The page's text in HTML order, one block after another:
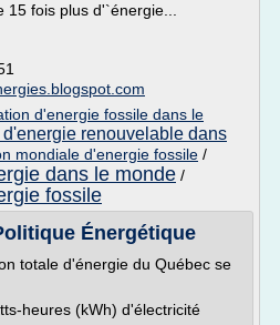
fois plus d'`énergie...
d'energie fossile dans le
renouvelable dans
mondiale d'energie fossile /
dans le monde /
fossile
Énergétique
totale d'énergie du Québec se
heures (kWh) d'électricité